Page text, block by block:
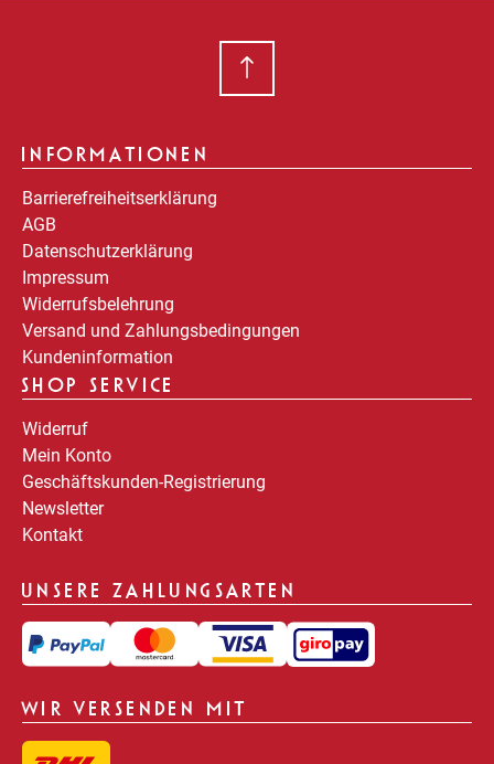
INFORMATIONEN
Barrierefreiheitserklärung
AGB
Datenschutzerklärung
Impressum
Widerrufsbelehrung
Versand und Zahlungsbedingungen
Kundeninformation
SHOP SERVICE
Widerruf
Mein Konto
Geschäftskunden-Registrierung
Newsletter
Kontakt
UNSERE ZAHLUNGSARTEN
WIR VERSENDEN MIT